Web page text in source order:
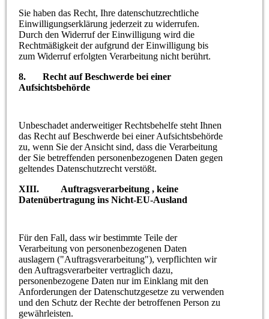
Sie haben das Recht, Ihre datenschutzrechtliche
Einwilligungserklärung jederzeit zu widerrufen.
Durch den Widerruf der Einwilligung wird die
Rechtmäßigkeit der aufgrund der Einwilligung bis
zum Widerruf erfolgten Verarbeitung nicht berührt.
8. Recht auf Beschwerde bei einer
Aufsichtsbehörde
Unbeschadet anderweitiger Rechtsbehelfe steht Ihnen
das Recht auf Beschwerde bei einer Aufsichtsbehörde
zu, wenn Sie der Ansicht sind, dass die Verarbeitung
der Sie betreffenden personenbezogenen Daten gegen
geltendes Datenschutzrecht verstößt.
XIII. Auftragsverarbeitung , keine
Datenübertragung ins Nicht-EU-Ausland
Für den Fall, dass wir bestimmte Teile der
Verarbeitung von personenbezogenen Daten
auslagern ("Auftragsverarbeitung"), verpflichten wir
den Auftragsverarbeiter vertraglich dazu,
personenbezogene Daten nur im Einklang mit den
Anforderungen der Datenschutzgesetze zu verwenden
und den Schutz der Rechte der betroffenen Person zu
gewährleisten.